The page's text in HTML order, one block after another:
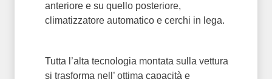
anteriore e su quello posteriore,
climatizzatore automatico e cerchi in lega.
Tutta l’alta tecnologia montata sulla vettura
si trasforma nell’ ottima capacità e